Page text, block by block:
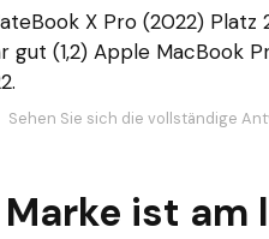
X Pro (2022) Platz
gut (1,2) Apple MacBook
Sehen Sie sich die vollständige
ist am